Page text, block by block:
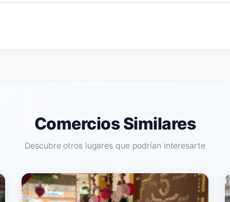
Comercios Similares
Descubre otros lugares que podrían interesarte